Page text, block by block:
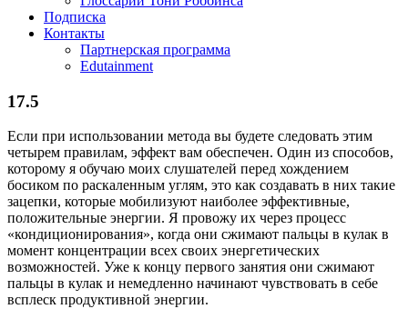
Подписка
Контакты
Партнерская программа
Edutainment
17.5
Если при использовании метода вы будете следовать этим
четырем правилам, эффект вам обеспечен. Один из способов,
которому я обучаю моих слушателей перед хождением
босиком по раскаленным углям, это как создавать в них такие
зацепки, которые мобилизуют наиболее эффективные,
положительные энергии. Я провожу их через процесс
«кондиционирования», когда они сжимают пальцы в кулак в
момент концентрации всех своих энергетических
возможностей. Уже к концу первого занятия они сжимают
пальцы в кулак и немедленно начинают чувствовать в себе
всплеск продуктивной энергии.